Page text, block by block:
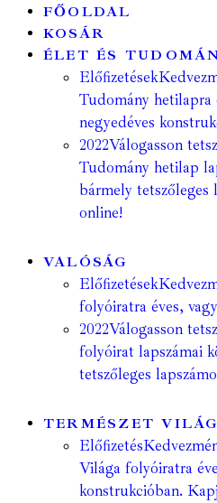
FŐOLDAL
KOSÁR
ÉLET ÉS
Előfizetések
Tudomány hetilapra
negyedéves
2022Válogasson
Tudomány hetilap
bármely tetszőleges
online!
VALÓSÁG
Előfizetések
folyóiratra éves,
2022Válogasson
folyóirat lapszámai
tetszőleges
TERMÉSZET
Előfizetés
Világa folyóiratra
konstrukcióban.